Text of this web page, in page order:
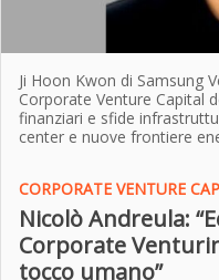
Ji Hoon Kwon di Samsung
Corporate Venture Capital
finanziari e sfide
center e nuove frontiere
CORPORATE VENTURE
Nicolò Andreula:
Corporate
tocco umano”